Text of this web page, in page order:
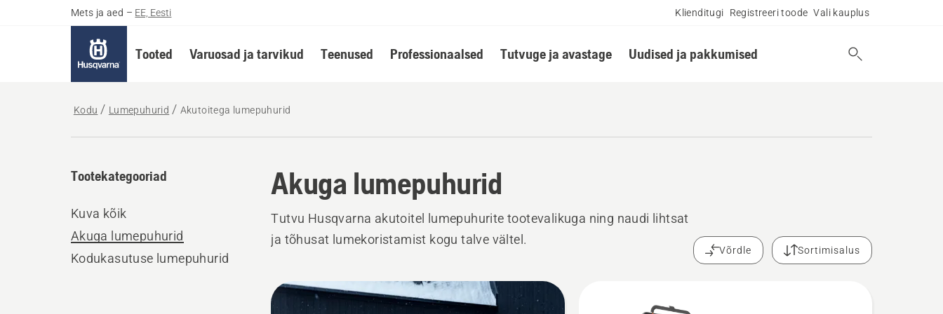
Mets ja aed – EE, Eesti Klienditugi Registreeri toode Vali kauplus
Tooted Varuosad ja tarvikud Teenused Professionaalsed Tutvuge ja avastage Uudised ja pakkumised
Kodu Lumepuhurid Akutoitega lumepuhurid
Akuga lumepuhurid
Tootekategooriad
Kuva kõik
Akuga lumepuhurid
Kodukasutuse lumepuhurid
Tutvu Husqvarna akutoitel lumepuhurite tootevalikuga ning naudi lihtsat
ja tõhusat lumekoristamist kogu talve vältel.
Võrdle Sortimisalus
Kuva